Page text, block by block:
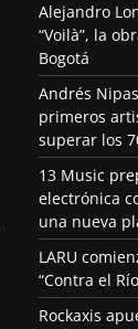
Alejandro
“Voilà”, la
Bogotá
Andrés
primeros
superar los
13 Music
electrónica
una nueva
LARU
“Contra el
Rockaxis